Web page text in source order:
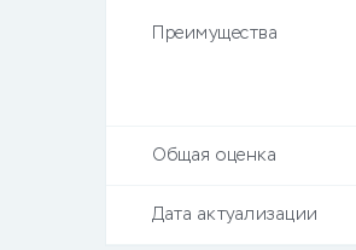
Преимущества
Общая оценка
Дата актуализации